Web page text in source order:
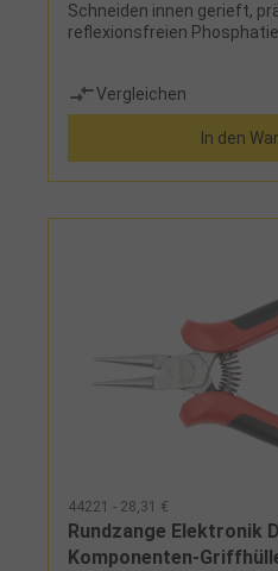
Schneiden innen gerieft,
reflexionsfreien
Vergleichen
In den
44221 - 28,31 €
Rundzange Elektronik
Komponenten-